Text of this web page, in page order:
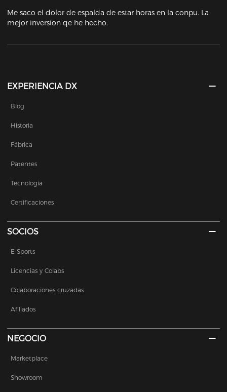
Me saco el dolor de espalda de estar horas en la conpu. La
mejor inversion qe he hecho.
EXPERIENCIA DX
Blog
Historia
Fábrica
Patentes
Tecnología
Certificaciones
SOCIOS
E-Sports
Licencias y Colabs
Colaboraciones cruzadas
Afiliados
NEGOCIO
Marketplace
Showroom